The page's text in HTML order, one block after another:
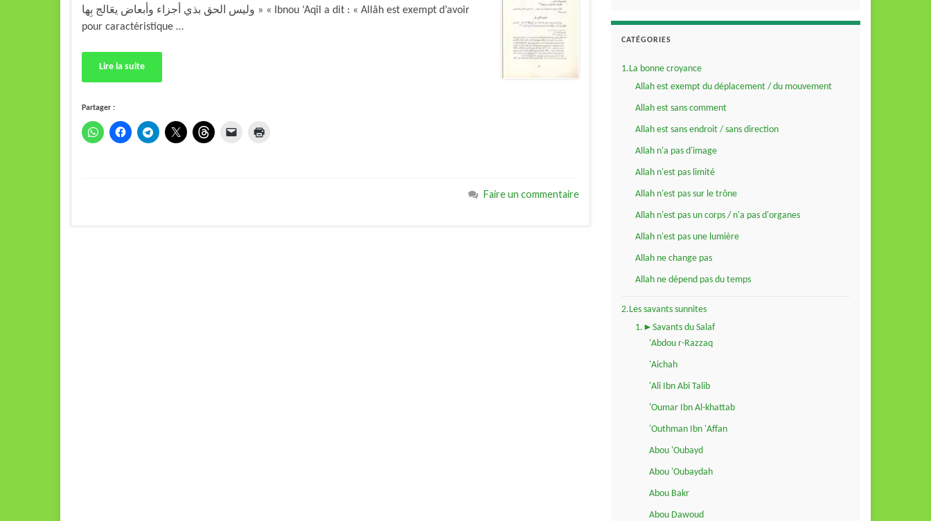
وليس الحق بذي أجزاء وأبعاض يعَالج بِها » « Ibnou ‘Aqîl a dit : « Allâh est exempt d’avoir
pour caractéristique …
Lire la suite
Partager :
Faire un commentaire
CATÉGORIES
1.La bonne croyance
Allah est exempt du déplacement / du mouvement
Allah est sans comment
Allah est sans endroit / sans direction
Allah n'a pas d'image
Allah n'est pas limité
Allah n'est pas sur le trône
Allah n'est pas un corps / n'a pas d'organes
Allah n'est pas une lumière
Allah ne change pas
Allah ne dépend pas du temps
2.Les savants sunnites
1.►Savants du Salaf
'Abdou r-Razzaq
'Aichah
'Ali Ibn Abi Talib
'Oumar Ibn Al-khattab
'Outhman Ibn 'Affan
Abou 'Oubayd
Abou 'Oubaydah
Abou Bakr
Abou Dawoud